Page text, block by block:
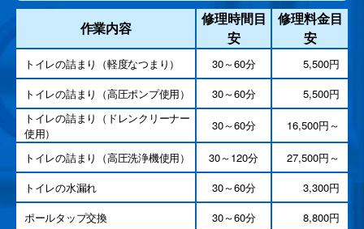
作業内容
修理時間目
安
修理料金目
安
トイレの詰まり（軽度なつまり） 30～60分
5,500円
トイレの詰まり（高圧ポンプ使用）
30～60分
5,500円
トイレの詰まり（ドレンクリーナー
使用）
30～60分 16,500円～
トイレの詰まり（高圧洗浄機使用） 30～120分
27,500円～
トイレの水漏れ
30～60分
3,300円
ポールタップ交換
30～60分
8,800円